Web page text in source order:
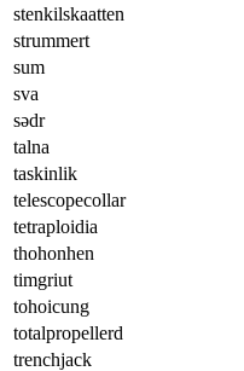
stenkilskaatten
strummert
sum
sva
sədr
talna
taskinlik
telescopecollar
tetraploidia
thohonhen
timgriut
tohoicung
totalpropellerd
trenchjack